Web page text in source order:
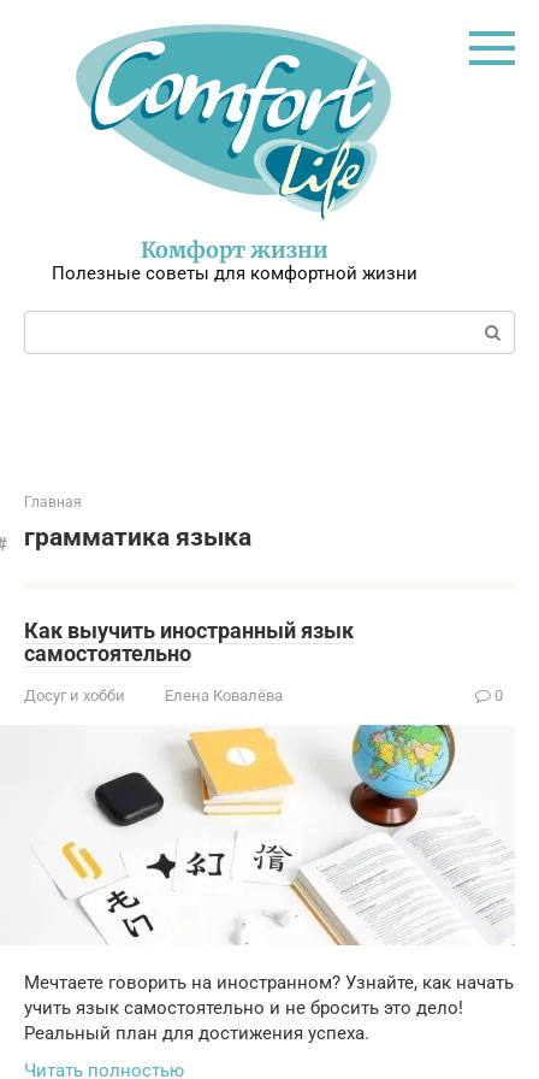
Комфорт жизни
Полезные советы для комфортной жизни
Поиск:
Главная
грамматика языка
Как выучить иностранный язык
самостоятельно
Досуг и хобби Елена Ковалёва 0
Мечтаете говорить на иностранном? Узнайте, как начать
учить язык самостоятельно и не бросить это дело!
Реальный план для достижения успеха.
Читать полностью